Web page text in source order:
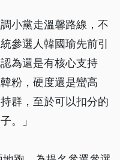
小黨走溫馨路線，不
參選人韓國瑜先前引
為還是有核心支持
粉，硬度還是蠻高
群，至於可以扣分的
。」